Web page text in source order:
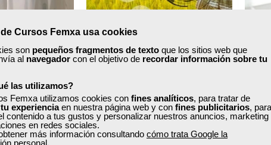
de Cursos Femxa usa cookies
son pequeños fragmentos de texto que los sitios web que
al navegador con el objetivo de recordar información sobre tu
las utilizamos?
Femxa utilizamos cookies con fines analíticos, para tratar de
experienciaen nuestra página web y con fines publicitarios, para
contenido a tus gustos y personalizar nuestros anuncios, marketing
en redes sociales.
más información consultando cómo trata Google la
personal.
Sector
plancha
Sector
Cursos Femxa
empresa agraria
Curso Gratuito
Cursos